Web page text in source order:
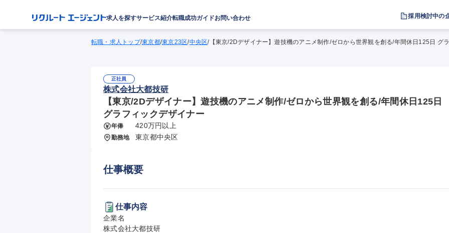
求人を探すサービス紹介転職成功ガイドお問い合わせ 採用検討中の
転職・求人トップ/東京都/東京23区/中央区/【東京/2Dデザイナー】遊技機のアニメ制作/ゼロから世界観を創る/年間休日125日 グ
正社員
株式会社大都技研
【東京/2Dデザイナー】遊技機のアニメ制作/ゼロから世界観を創る/年間休日125日
グラフィックデザイナー
年俸 420万円以上
勤務地 東京都中央区
仕事概要
仕事内容
企業名
株式会社大都技研